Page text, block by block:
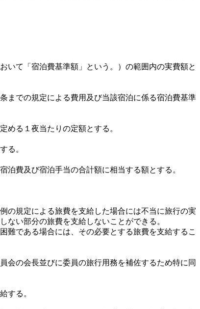
て「宿泊費基準額」という。）の範囲内の実費額と
までの規定による費用及び当該宿泊に係る宿泊費基準
る１夜当たりの定額とする。
る。
費及び宿泊手当の合計額に相当する額とする。
の規定による旅費を支給した場合には不当に旅行の実
い部分の旅費を支給しないことができる。
である場合には、その必要とする旅費を支給するこ
の会長並びに委員の旅行用務を補佐するため特に同
する。